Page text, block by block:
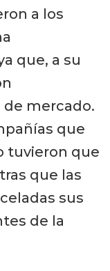
a los
que, a su
mercado.
que
tuvieron que
que las
sus
de la